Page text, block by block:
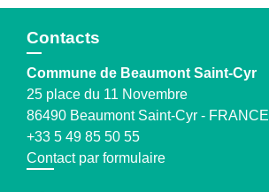
Contacts
Commune de Beaumont Saint-Cyr
25 place du 11 Novembre
86490 Beaumont Saint-Cyr - FRANCE
+33 5 49 85 50 55
Contact par formulaire